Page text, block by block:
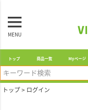
MENU
トップ 商品一覧 Myページ
トップ ログイン